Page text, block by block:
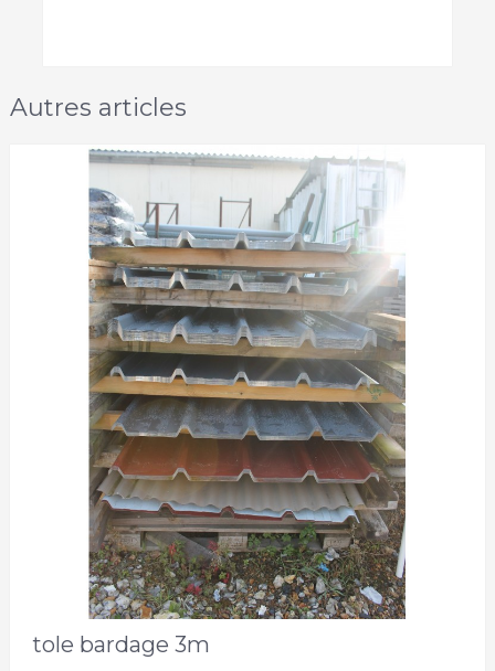
Autres articles
tole bardage 3m